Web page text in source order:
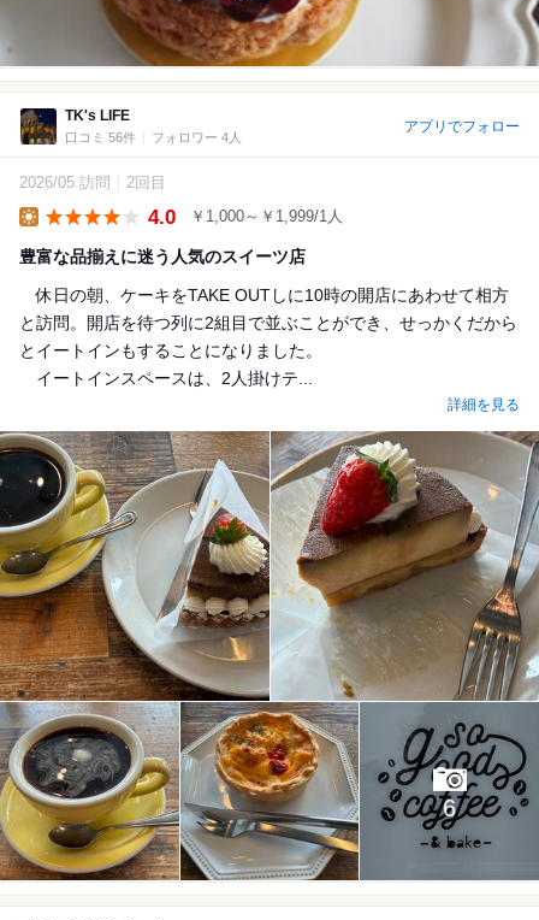
TK's LIFE
口コミ 56件 フォロワー 4人
アプリでフォロー
2026/05 訪問 2回目
4.0 ￥1,000～￥1,999/1人
豊富な品揃えに迷う人気のスイーツ店
休日の朝、ケーキをTAKE OUTしに10時の開店にあわせて相方
と訪問。開店を待つ列に2組目で並ぶことができ、せっかくだから
とイートインもすることになりました。
イートインスペースは、2人掛けテ...
詳細を見る
6